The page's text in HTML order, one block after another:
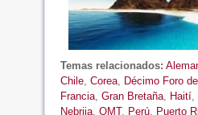
Temas relacionados:
Chile, Corea, Décimo Foro
Francia, Gran Bretaña, Haití,
Nebrija, OMT, Perú, Puerto